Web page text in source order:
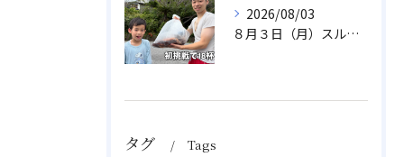
2026/08/03
８月３日（月）スルメイカ
タグ Tags